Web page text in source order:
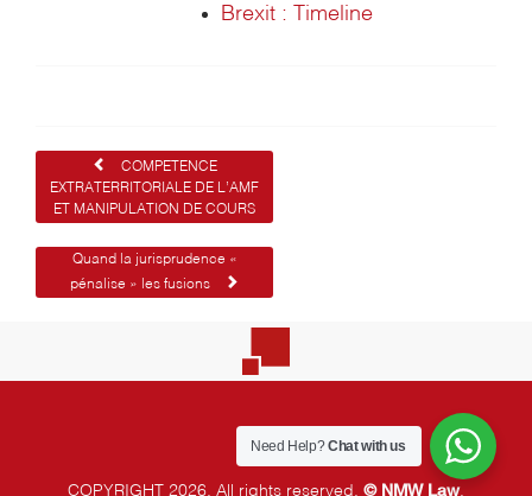
Brexit : Timeline
Navigation
de
l’article
COMPETENCE
EXTRATERRITORIALE DE L’AMF
ET MANIPULATION DE COURS
Quand la jurisprudence «
pénalise » les fusions
COPYRIGHT 2026, All rights reserved. © NMW Law.
Need Help?Chat with us